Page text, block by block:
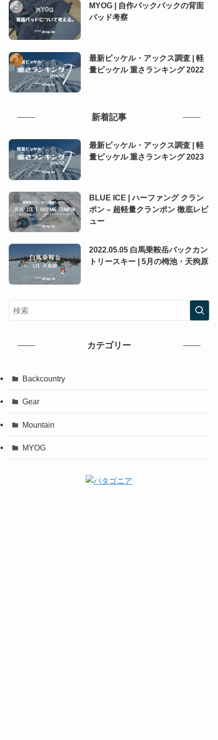
MYOG | 自作バックパックの背面
パッド考察
最新ピッケル・アックス調査 | 軽
量ピッケル 重さランキング 2022
新着記事
最新ピッケル・アックス調査 | 軽
量ピッケル 重さランキング 2023
BLUE ICE | ハーファング クラン
ポン – 超軽量クランポン 徹底レビ
ュー
2022.05.05 白馬乗鞍岳バックカン
トリースキー | 5月の栂池・天狗原
カテゴリー
Backcountry
Gear
Mountain
MYOG